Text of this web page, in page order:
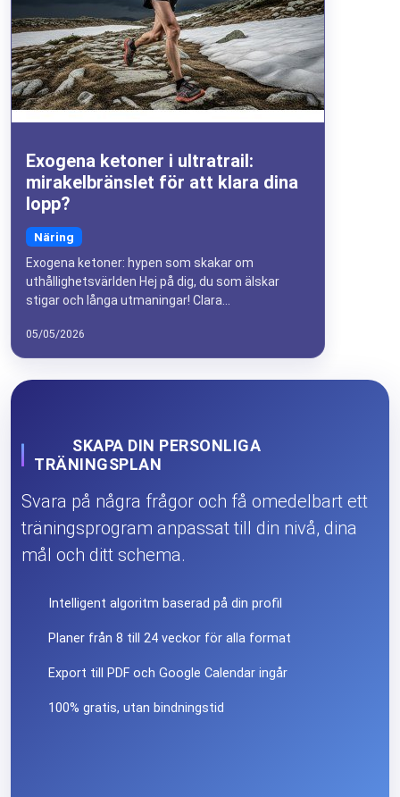
Exogena ketoner i ultratrail:
mirakelbränslet för att klara dina
lopp?
Näring
Exogena ketoner: hypen som skakar om
uthållighetsvärlden Hej på dig, du som älskar
stigar och långa utmaningar! Clara...
05/05/2026
SKAPA DIN PERSONLIGA
TRÄNINGSPLAN
Svara på några frågor och få omedelbart ett
träningsprogram anpassat till din nivå, dina
mål och ditt schema.
Intelligent algoritm baserad på din profil
Planer från 8 till 24 veckor för alla format
Export till PDF och Google Calendar ingår
100% gratis, utan bindningstid